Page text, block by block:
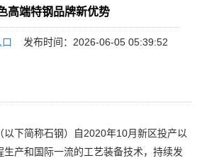
高端特钢品牌新优势
发布时间：2026-06-05 05:39:52
下简称石钢）自2020年10月新区投产以
产和国际一流的工艺装备技术，持续发